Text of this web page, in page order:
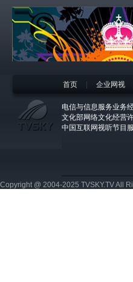
首页 企业网视
电信与信息服务业务
文化部网络文化经营
中国互联网视听节目
Copyright @ 2004-2025 TVSKY.TV All